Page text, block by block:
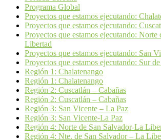
Programa Global
Proyectos que estamos ejecutando:
Proyectos que estamos ejecutando:
Proyectos que estamos ejecutando: Norte
Libertad
Proyectos que estamos ejecutando: San
Proyectos que estamos ejecutando: Sur
Región 1: Chalatenango
Región 1: Chalatenango
Región 2: Cuscatlán – Cabañas
Región 2: Cuscatlán – Cabañas
Región 3: San Vicente – La Paz
Región 3: San Vicente-La Paz
Región 4: Norte de San Salvador-La
Región 4: Nte. de San Salvador – La